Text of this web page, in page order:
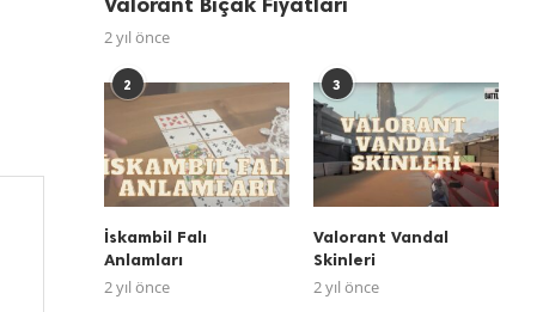
2 yıl önce
2
İskambil Falı
Anlamları
2 yıl önce
3
Valorant Vandal
Skinleri
2 yıl önce